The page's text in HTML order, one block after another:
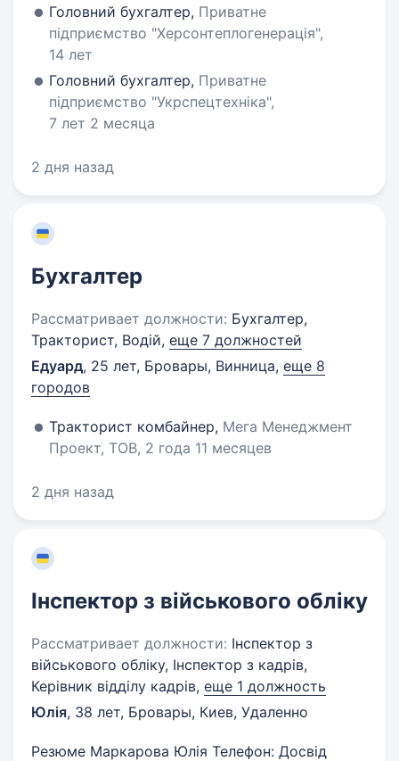
Головний бухгалтер, Приватне
підприємство "Херсонтеплогенерація",
14 лет
Головний бухгалтер, Приватне
підприємство "Укрспецтехніка",
7 лет 2 месяца
2 дня назад
Бухгалтер
Рассматривает должности: Бухгалтер,
Тракторист, Водій, еще 7 должностей
Едуард, 25 лет, Бровары, Винница, еще 8
городов
Тракторист комбайнер, Мега Менеджмент
Проект, ТОВ, 2 года 11 месяцев
2 дня назад
Інспектор з військового обліку
Рассматривает должности: Інспектор з
військового обліку, Інспектор з кадрів,
Керівник відділу кадрів, еще 1 должность
Юлія, 38 лет, Бровары, Киев, Удаленно
Резюме Маркарова Юлія Телефон: Досвід